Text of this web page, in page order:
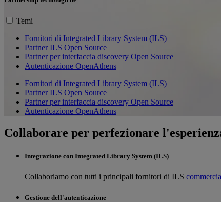
Temi
Fornitori di Integrated Library System (ILS)
Partner ILS Open Source
Partner per interfaccia discovery Open Source
Autenticazione OpenAthens
Fornitori di Integrated Library System (ILS)
Partner ILS Open Source
Partner per interfaccia discovery Open Source
Autenticazione OpenAthens
Collaborare per perfezionare
Integrazione con Integrated Library System (ILS)
Collaboriamo con tutti i principali fornitori di ILS
Gestione dell'autenticazione